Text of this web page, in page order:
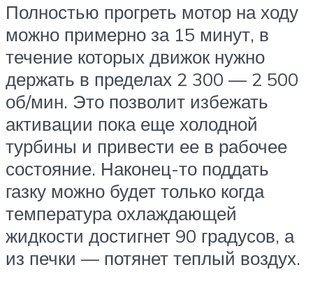
Полностью прогреть мотор на ходу
можно примерно за 15 минут, в
течение которых движок нужно
держать в пределах 2 300 — 2 500
об/мин. Это позволит избежать
активации пока еще холодной
турбины и привести ее в рабочее
состояние. Наконец-то поддать
газку можно будет только когда
температура охлаждающей
жидкости достигнет 90 градусов, а
из печки — потянет теплый воздух.